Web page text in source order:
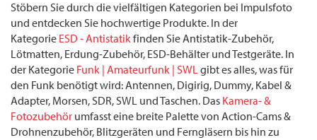
Stöbern Sie durch die vielfältigen Kategorien bei Impulsfoto
und entdecken Sie hochwertige Produkte. In der
Kategorie ESD - Antistatikfinden Sie Antistatik-Zubehör,
Lötmatten, Erdung-Zubehör, ESD-Behälter und Testgeräte. In
der Kategorie Funk | Amateurfunk | SWLgibt es alles, was für
den Funk benötigt wird: Antennen, Digirig, Dummy, Kabel &
Adapter, Morsen, SDR, SWL und Taschen. Das Kamera- &
Fotozubehör umfasst eine breite Palette von Action-Cams &
Drohnenzubehör, Blitzgeräten und Ferngläsern bis hin zu